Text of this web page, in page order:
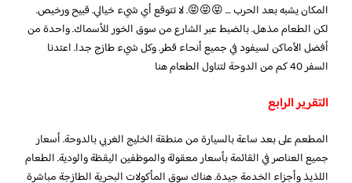
المكان يشبه بعد الحرب … 😝😝😝. لا تتوقع أي شيء خيالي. قبيح ورخيص.
لكن الطعام مذهل. بالضبط عبر الشارع من سوق الخور للأسماك. واحدة من
أفضل الأماكن لسيفود في جميع أنحاء قطر. وكل شيء طازج جدا. اعتدنا
السفر 40 كم من الدوحة لتناول الطعام هنا
التقرير الرابع
المطعم على بعد ساعة بالسيارة من منطقة الخليج الغربي بالدوحة. أسعار
جميع العناصر في القائمة بأسعار معقولة والموظفين اليقظة والودية. الطعام
اللذيذ وأجزاء الخدمة جيدة. هناك سوق المأكولات البحرية الطازجة مباشرة